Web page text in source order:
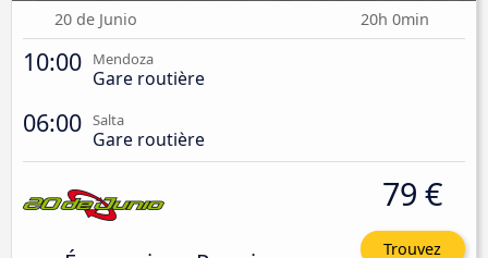
20 de Junio
20h 0min
10:00 Mendoza
Gare routière
06:00 Salta
Gare routière
79 €
Trouvez